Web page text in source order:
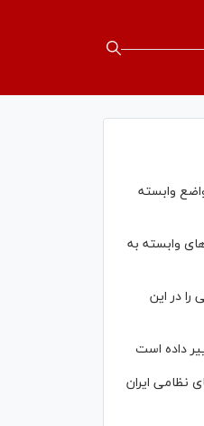
وابسته
وابسته به
در این
داده است
نظامی ایران